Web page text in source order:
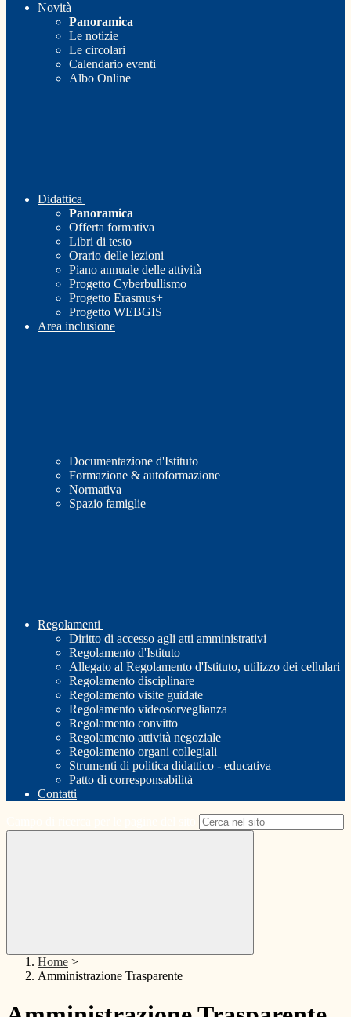
Novità
Panoramica
Le notizie
Le circolari
Calendario eventi
Albo Online
Didattica
Panoramica
Offerta formativa
Libri di testo
Orario delle lezioni
Piano annuale delle attività
Progetto Cyberbullismo
Progetto Erasmus+
Progetto WEBGIS
Area inclusione
Documentazione d'Istituto
Formazione & autoformazione
Normativa
Spazio famiglie
Regolamenti
Diritto di accesso agli atti amministrativi
Regolamento d'Istituto
Allegato al Regolamento d'Istituto, utilizzo dei cellulari
Regolamento disciplinare
Regolamento visite guidate
Regolamento videosorveglianza
Regolamento convitto
Regolamento attività negoziale
Regolamento organi collegiali
Strumenti di politica didattico - educativa
Patto di corresponsabilità
Contatti
Home >
Amministrazione Trasparente